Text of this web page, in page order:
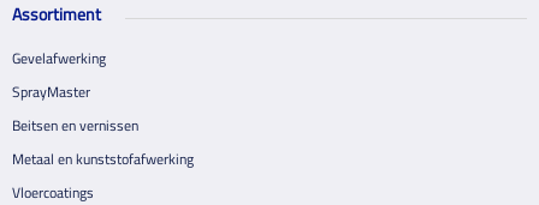
Assortiment
Gevelafwerking
SprayMaster
Beitsen en vernissen
Metaal en kunststofafwerking
Vloercoatings